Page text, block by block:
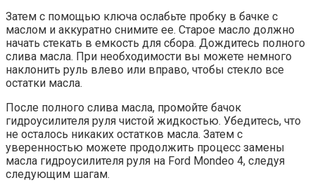
Затем с помощью ключа ослабьте пробку в бачке с
маслом и аккуратно снимите ее. Старое масло должно
начать стекать в емкость для сбора. Дождитесь полного
слива масла. При необходимости вы можете немного
наклонить руль влево или вправо, чтобы стекло все
остатки масла.
После полного слива масла, промойте бачок
гидроусилителя руля чистой жидкостью. Убедитесь, что
не осталось никаких остатков масла. Затем с
уверенностью можете продолжить процесс замены
масла гидроусилителя руля на Ford Mondeo 4, следуя
следующим шагам.